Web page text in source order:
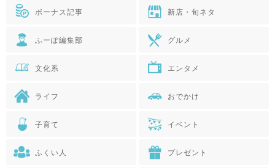
ボーナス記事 新店・旬ネタ
ふーぽ編集部 グルメ
文化系 エンタメ
ライフ おでかけ
子育て イベント
ふくい人 プレゼント